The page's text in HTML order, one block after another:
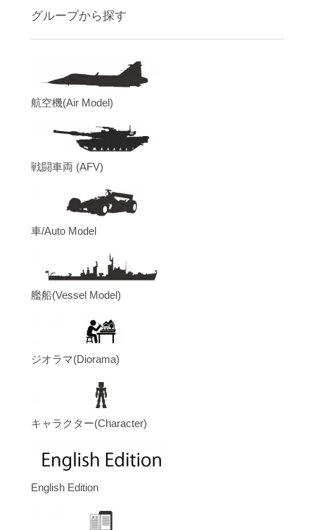
グループから探す
航空機(Air Model)
戦闘車両 (AFV)
車/Auto Model
艦船(Vessel Model)
ジオラマ(Diorama)
キャラクター(Character)
English Edition